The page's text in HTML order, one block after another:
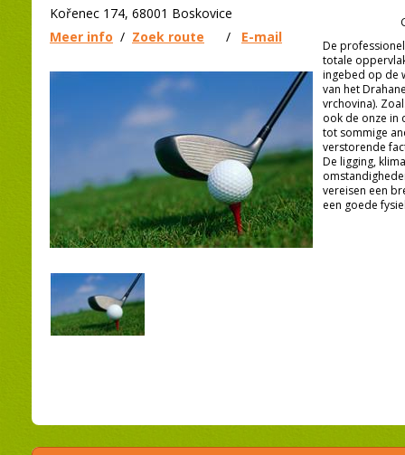
Kořenec 174, 68001 Boskovice
Meer info / Zoek route / E-mail
De
totale
ingebed op de
van het
vrchovina).
ook de onze in
tot sommige
verstorende
De ligging,
vereisen een
een goede